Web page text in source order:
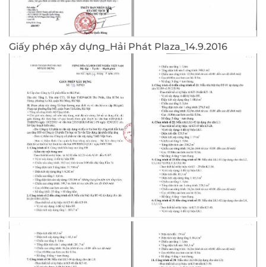
Giấy phép xây dựng_Hải Phát Plaza_14.9.2016